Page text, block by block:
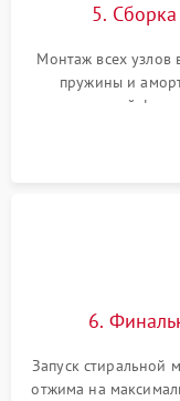
5.
Монтаж всех узлов
пружины и
надежной
герметиком для
6.
Запуск стиральной
отжима на